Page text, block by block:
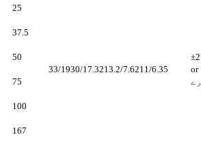
33/1930/17.3213.2/7.6211/6.35
or
25
37.5
50
75
100
167